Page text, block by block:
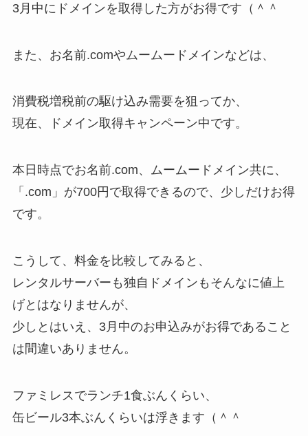
3月中にドメインを取得した方がお得です（＾＾
また、お名前.comやムームードメインなどは、
消費税増税前の駆け込み需要を狙ってか、
現在、ドメイン取得キャンペーン中です。
本日時点でお名前.com、ムームードメイン共に、
「.com」が700円で取得できるので、少しだけお得
です。
こうして、料金を比較してみると、
レンタルサーバーも独自ドメインもそんなに値上
げとはなりませんが、
少しとはいえ、3月中のお申込みがお得であること
は間違いありません。
ファミレスでランチ1食ぶんくらい、
缶ビール3本ぶんくらいは浮きます（＾＾